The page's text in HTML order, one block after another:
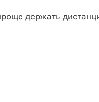
держать